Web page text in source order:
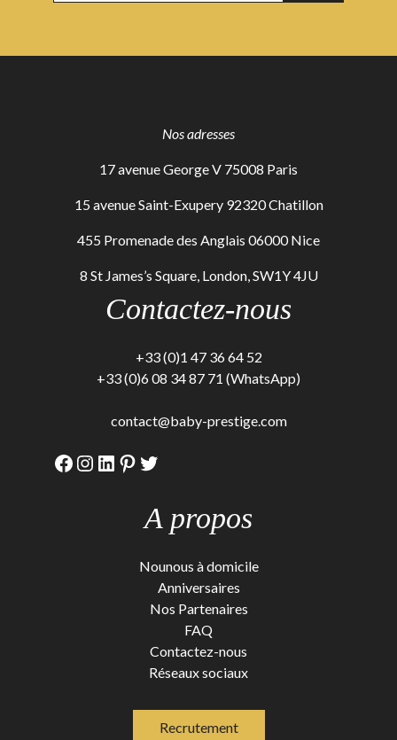
Nos adresses
17 avenue George V 75008 Paris
15 avenue Saint-Exupery 92320 Chatillon
455 Promenade des Anglais 06000 Nice
8 St James’s Square, London, SW1Y 4JU
Contactez-nous
+33 (0)1 47 36 64 52
+33 (0)6 08 34 87 71 (WhatsApp)
contact@baby-prestige.com
Facebook
Instagram
LinkedIn
Pinterest
Twitter
A propos
Nounous à domicile
Anniversaires
Nos Partenaires
FAQ
Contactez-nous
Réseaux sociaux
Recrutement